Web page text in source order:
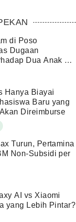
di Poso
Dugaan
Dua Anak di
Hanya Biayai
Baru yang
Direimburse
Turun, Pertamina
Non-Subsidi per
AI vs Xiaomi
yang Lebih Pintar?